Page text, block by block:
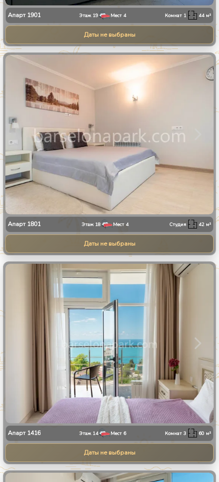
Апарт 1901 Этаж 19 Мест 4 Комнат 1 44м²
Даты не выбраны
Апарт 1801 Этаж 18 Мест 4 Студия 42 м²
Даты не выбраны
1 30
Апарт 1416 Этаж 14 Мест 6 Комнат3 60 м²
Даты не выбраны